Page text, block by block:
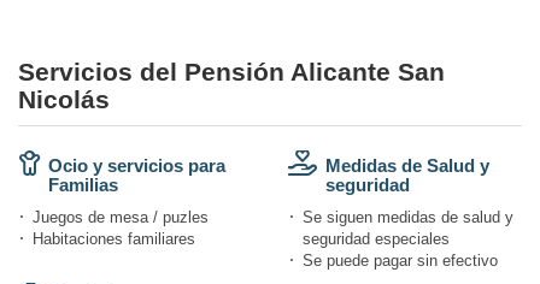
Servicios del Pensión Alicante San
Nicolás
Ocio y servicios para
Familias
Juegos de mesa / puzles
Habitaciones familiares
Medidas de Salud y
seguridad
Se siguen medidas de salud y
seguridad especiales
Se puede pagar sin efectivo